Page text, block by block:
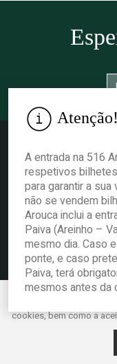
Acessibilidade
Este website utiliza
cookies, bem como a
Atenção!
A entrada na 516
respetivos
para garantir a
não se vendem
Arouca inclui a
Paiva (Areinho –
mesmo dia. Caso
ponte, e caso
Paiva, terá
mesmos antes da
© 2022 Câmara Municipal
de